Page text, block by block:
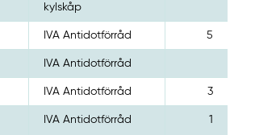
kylskåp
IVA Antidotförråd 5
IVA Antidotförråd
IVA Antidotförråd 3
IVA Antidotförråd 1